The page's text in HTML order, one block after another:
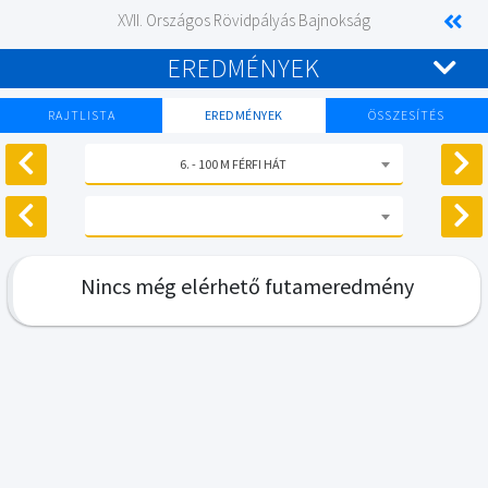
XVII. Országos Rövidpályás Bajnokság
EREDMÉNYEK
RAJTLISTA EREDMÉNYEK ÖSSZESÍTÉS
6. - 100 M FÉRFI HÁT
Nincs még elérhető futameredmény